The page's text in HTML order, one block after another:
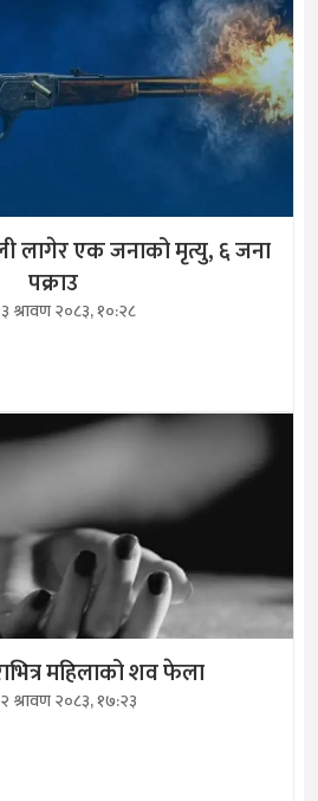
लागेर एक जनाको मृत्यु, ६ जना
पक्राउ
श्रावण २०८३, १०:२८
महिलाको शव फेला
श्रावण २०८३, १७:२३